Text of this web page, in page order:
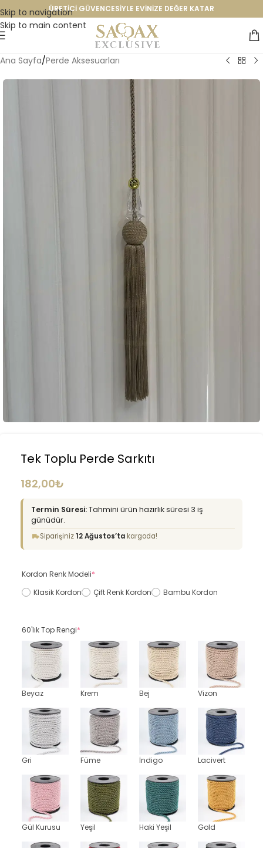
Skip to navigation
Skip to main content
ÜRETİCİ GÜVENCESİYLE EVİNİZE DEĞER KATAR
Ana Sayfa/Perde Aksesuarları
Tek Toplu Perde Sarkıtı
182,00₺
Termin Süresi:Tahmini ürün hazırlık süresi 3 iş
günüdür.
Siparişiniz12 Ağustos’ta kargoda!
Kordon Renk Modeli*
Klasik Kordon
Çift Renk Kordon Bambu Kordon
60'lık Top Rengi*
Beyaz Krem Bej Vizon
Gri Füme İndigo Lacivert
Gül Kurusu Yeşil Haki Yeşil Gold